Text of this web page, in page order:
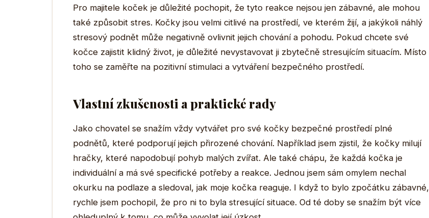
Pro majitele koček je důležité pochopit, že tyto reakce nejsou jen zábavné, ale mohou
také způsobit stres. Kočky jsou velmi citlivé na prostředí, ve kterém žijí, a jakýkoli náhlý
stresový podnět může negativně ovlivnit jejich chování a pohodu. Pokud chcete své
kočce zajistit klidný život, je důležité nevystavovat ji zbytečně stresujícím situacím. Místo
toho se zaměřte na pozitivní stimulaci a vytváření bezpečného prostředí.
Vlastní zkušenosti a praktické rady
Jako chovatel se snažím vždy vytvářet pro své kočky bezpečné prostředí plné
podnětů, které podporují jejich přirozené chování. Například jsem zjistil, že kočky milují
hračky, které napodobují pohyb malých zvířat. Ale také chápu, že každá kočka je
individuální a má své specifické potřeby a reakce. Jednou jsem sám omylem nechal
okurku na podlaze a sledoval, jak moje kočka reaguje. I když to bylo zpočátku zábavné,
rychle jsem pochopil, že pro ni to byla stresující situace. Od té doby se snažím být více